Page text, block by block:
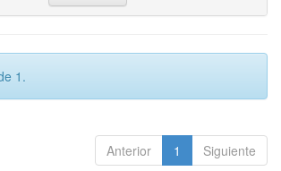
1.
Anterior 1 Siguiente